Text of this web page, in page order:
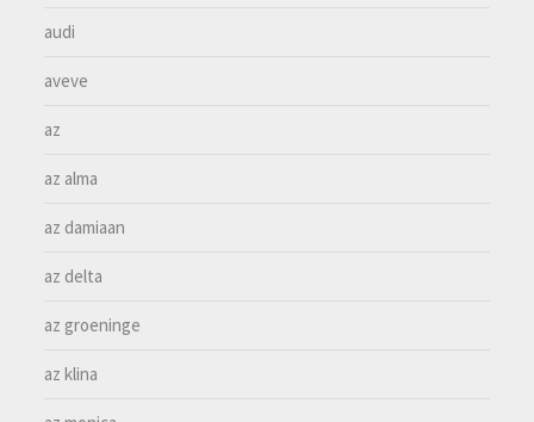
audi
aveve
az
az alma
az damiaan
az delta
az groeninge
az klina